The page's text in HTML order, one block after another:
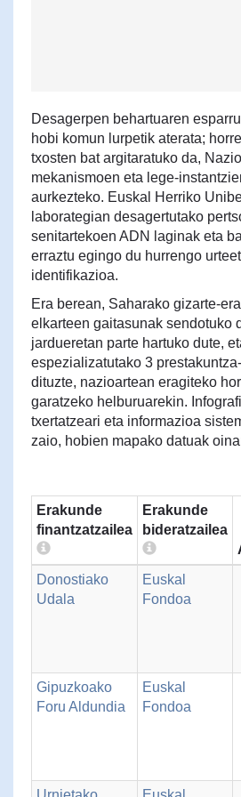
Desagerpen behartuaren
hobi komun lurpetik aterata;
txosten bat argitaratuko da,
mekanismoen eta lege-
aurkezteko. Euskal Herriko
laborategian desagertutako
senitartekoen ADN laginak eta
erraztu egingo du hurrengo
identifikazioa.
Era berean, Saharako gizarte-
elkarteen gaitasunak sendotuko
jardueretan parte hartuko dute,
espezializatutako 3
dituzte, nazioartean eragiteko
garatzeko helburuarekin.
txertatzeari eta informazioa
zaio, hobien mapako datuak
Erakunde
finantzatzailea
Erakunde
bideratzailea
Donostiako
Udala
Euskal
Fondoa
Gipuzkoako
Foru Aldundia
Euskal
Fondoa